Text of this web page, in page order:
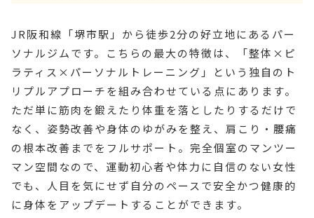
JR阪和線「堺市駅」から徒歩2分の好立地にあるパー
ソナルジムです。こちらの最大の特徴は、「整体×ピ
ラティス×パーソナルトレーニング」という独自のト
リプルアプローチを組み合わせている点にあります。
ただ単に筋肉を鍛えたり体重を落としたりするだけで
なく、姿勢改善や身体のゆがみを整え、肩こり・腰痛
の根本改善までをフルサポート。完全個室のマンツー
マン空間なので、運動初心者や体力に自信のない女性
でも、人目を気にせず自分のペースで安全かつ健康的
に身体をアップデートすることができます。